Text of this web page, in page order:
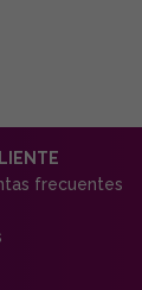
frecuentes